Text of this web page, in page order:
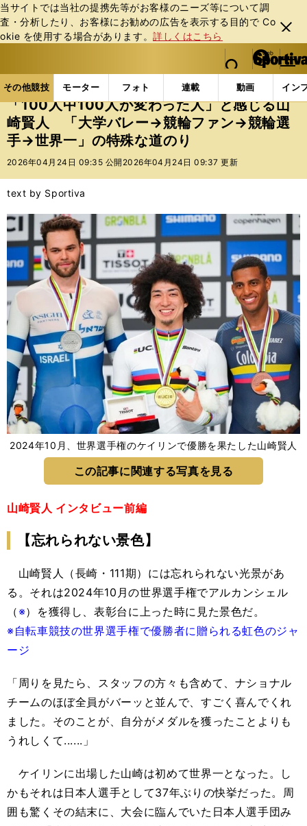
当サイトでは当社の提携先等がお客様のニーズ等について調
査・分析したり、お客様にお勧めの広告を表⽰する⽬的で Co
okie を使⽤する場合があります。詳しくはこちら
閉じ
る
web Sportiva (webスポルティーバ)
検索
マイペ
ー
ジ
メニュ
その他競技 モーター フォト 連載 動画 イン
ス
ポ
ル
テ
ー
バ
その他競技の記事一覧 その他競技 その他 「
「100人中100人が変わった人」と感じる山
崎賢人 「大学バレー→競輪ファン→競輪選
手→世界一」の特殊な道のり
2026年04月24日 09:35 公開 2026年04月24日 09:37 更新
text by Sportiva
2024年10月、世界選手権のケイリンで優勝を果たした山崎賢人
この記事に関連する写真を見る
山崎賢人 インタビュー前編
【忘れられない景色】
山崎賢人（長崎・111期）には忘れられない光景があ
る。それは2024年10月の世界選手権でアルカンシェル
（※）を獲得し、表彰台に上った時に見た景色だ。
※自転車競技の世界選手権で優勝者に贈られる虹色のジャ
ージ
「周りを見たら、スタッフの方々も含めて、ナショナル
チームのほぼ全員がバーッと並んで、すごく喜んでくれ
ました。そのことが、自分がメダルを獲ったことよりも
うれしくて......」
ケイリンに出場した山崎は初めて世界一となった。し
かもそれは日本人選手として37年ぶりの快挙だった。周
囲も驚くその結末に、大会に臨んでいた日本人選手団み